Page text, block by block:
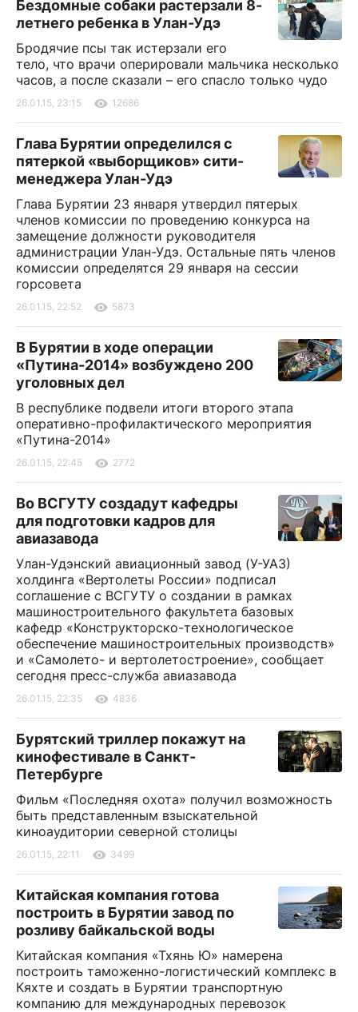
Бездомные собаки растерзали 8-
летнего ребенка в Улан-Удэ
Бродячие псы так истерзали его
тело, что врачи оперировали мальчика несколько
часов, а после сказали – его спасло только чудо
26.01.15, 23:15 12686
Глава Бурятии определился с
пятеркой «выборщиков» сити-
менеджера Улан-Удэ
Глава Бурятии 23 января утвердил пятерых
членов комиссии по проведению конкурса на
замещение должности руководителя
администрации Улан-Удэ. Остальные пять членов
комиссии определятся 29 января на сессии
горсовета
26.01.15, 22:52 5873
В Бурятии в ходе операции
«Путина-2014» возбуждено 200
уголовных дел
В республике подвели итоги второго этапа
оперативно-профилактического мероприятия
«Путина-2014»
26.01.15, 22:45 2772
Во ВСГУТУ создадут кафедры
для подготовки кадров для
авиазавода
Улан-Удэнский авиационный завод (У-УАЗ)
холдинга «Вертолеты России» подписал
соглашение с ВСГУТУ о создании в рамках
машиностроительного факультета базовых
кафедр «Конструкторско-технологическое
обеспечение машиностроительных производств»
и «Самолето- и вертолетостроение», сообщает
сегодня пресс-служба авиазавода
26.01.15, 22:35 4836
Бурятский триллер покажут на
кинофестивале в Санкт-
Петербурге
Фильм «Последняя охота» получил возможность
быть представленным взыскательной
киноаудитории северной столицы
26.01.15, 22:11 3499
Китайская компания готова
построить в Бурятии завод по
розливу байкальской воды
Китайская компания «Тхянь Ю» намерена
построить таможенно-логистический комплекс в
Кяхте и создать в Бурятии транспортную
компанию для международных перевозок